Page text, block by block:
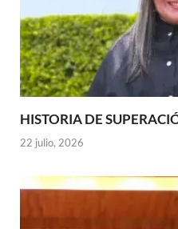
HISTORIA DE
22 julio, 2026